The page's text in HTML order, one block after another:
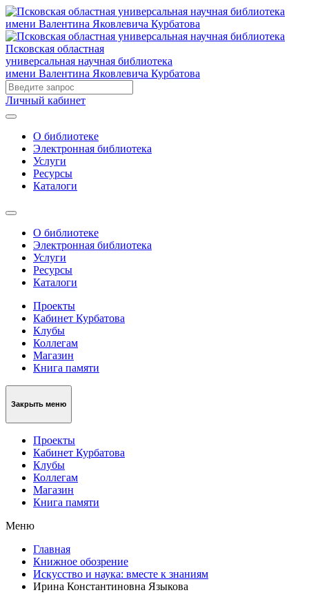
Псковская областная
универсальная научная библиотека
имени Валентина Яковлевича Курбатова
Личный кабинет
О библиотеке
Электронная библиотека
Услуги
Ресурсы
Каталоги
О библиотеке
Электронная библиотека
Услуги
Ресурсы
Каталоги
Проекты
Кабинет Курбатова
Клубы
Коллегам
Магазин
Книга памяти
Закрыть меню
Проекты
Кабинет Курбатова
Клубы
Коллегам
Магазин
Книга памяти
Меню
Главная
Книжное обозрение
Искусство и наука: вместе к знаниям
Ирина Константиновна Языкова